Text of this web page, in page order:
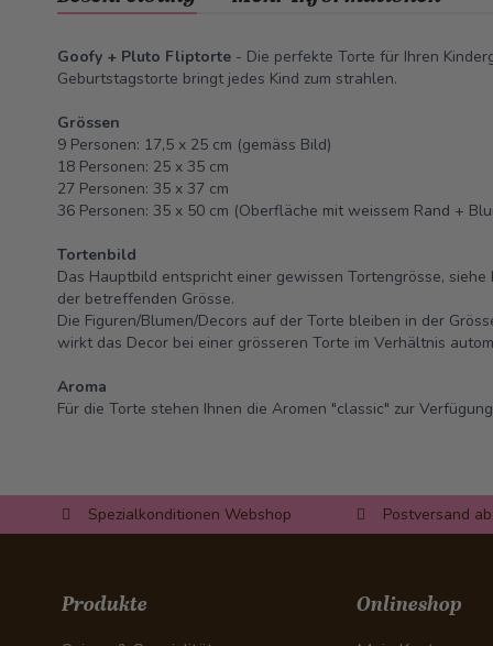
Goofy + Pluto Fliptorte - Die perfekte Torte für Ihren
Geburtstagstorte bringt jedes Kind zum strahlen.
Grössen
9 Personen: 17,5 x 25 cm (gemäss Bild)
18 Personen: 25 x 35 cm
27 Personen: 35 x 37 cm
36 Personen: 35 x 50 cm (Oberfläche mit weissem Rand +
Tortenbild
Das Hauptbild entspricht einer gewissen Tortengrösse, siehe
der betreffenden Grösse.
Die Figuren/Blumen/Decors auf der Torte bleiben in der
wirkt das Decor bei einer grösseren Torte im Verhältnis
Aroma
Für die Torte stehen Ihnen die Aromen "classic" zur
Spezialkonditionen Webshop Postversand
Produkte
Onlineshop